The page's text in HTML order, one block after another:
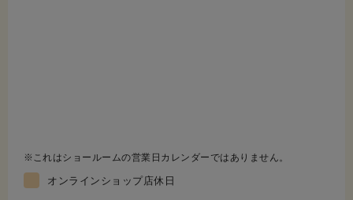
これはショールームの営業日カレンダーではありません。
オンラインショップ店休日